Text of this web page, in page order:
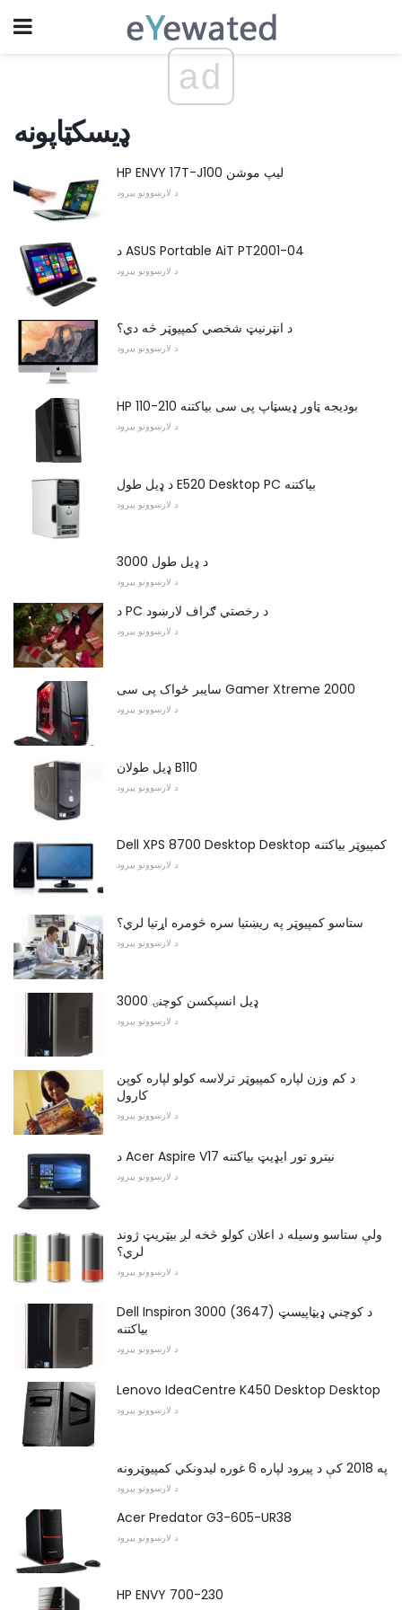
ad
ډیسکټاپونه
HP ENVY 17T-J100 لیپ موشن
د لارښوونو پیرود
د ASUS Portable AiT PT2001-04
د لارښوونو پیرود
د انټرنیټ شخصي کمپیوټر څه دي؟
د لارښوونو پیرود
HP 110-210 بودیجه ټاور ډیسټاپ پی سی بیاکتنه
د لارښوونو پیرود
د ډیل طول E520 Desktop PC بیاکتنه
د لارښوونو پیرود
د ډیل طول 3000
د لارښوونو پیرود
د PC د رخصتي ګراف لارښود
د لارښوونو پیرود
سایبر ځواک پی سی Gamer Xtreme 2000
د لارښوونو پیرود
ډیل طولان B110
د لارښوونو پیرود
Dell XPS 8700 Desktop Desktop کمپیوټر بیاکتنه
د لارښوونو پیرود
ستاسو کمپیوټر په ریښتیا سره څومره اړتیا لري؟
د لارښوونو پیرود
ډیل انسپکسن کوچنۍ 3000
د لارښوونو پیرود
د کم وزن لپاره کمپیوټر ترلاسه کولو لپاره کوپن
کارول
د لارښوونو پیرود
د Acer Aspire V17 نیترو تور ایډیټ بیاکتنه
د لارښوونو پیرود
ولې ستاسو وسیله د اعلان کولو څخه لږ بیټریټ ژوند
لري؟
د لارښوونو پیرود
Dell Inspiron 3000 (3647) د کوچني ډیټاپیسټ
بیاکتنه
د لارښوونو پیرود
Lenovo IdeaCentre K450 Desktop Desktop
د لارښوونو پیرود
په 2018 کې د پیرود لپاره 6 غوره لیدونکي کمپیوټرونه
د لارښوونو پیرود
Acer Predator G3-605-UR38
د لارښوونو پیرود
HP ENVY 700-230